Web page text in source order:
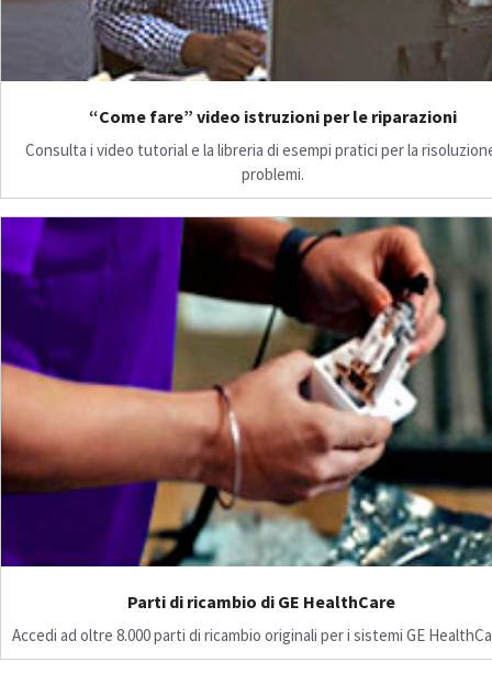
“Come fare” video istruzioni per le riparazioni
Consulta i video tutorial e la libreria di esempi pratici per la
problemi.
Parti di ricambio di GE HealthCare
Accedi ad oltre 8.000 parti di ricambio originali per i sistemi GE